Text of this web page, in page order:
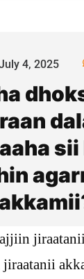
4, 2025